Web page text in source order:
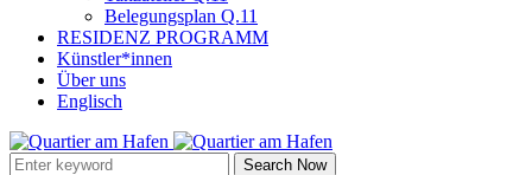
Belegungsplan Q.11
RESIDENZ PROGRAMM
Künstler*innen
Über uns
Englisch
Search Now